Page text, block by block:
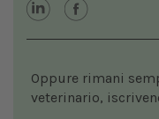
Oppure rimani
veterinario,